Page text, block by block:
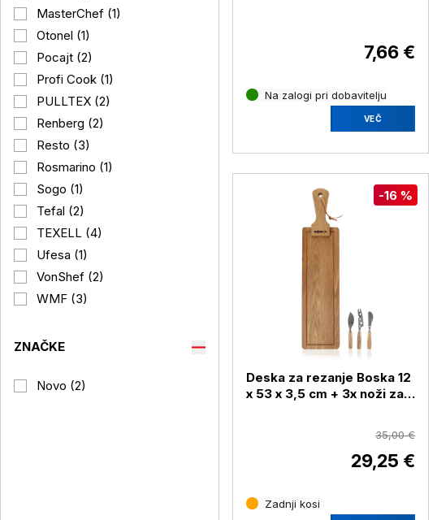
MasterChef (1)
Otonel (1)
Pocajt (2)
Profi Cook (1)
PULLTEX (2)
Renberg (2)
Resto (3)
Rosmarino (1)
Sogo (1)
Tefal (2)
TEXELL (4)
Ufesa (1)
VonShef (2)
WMF (3)
ZNAČKE
Novo (2)
7,66 €
Na zalogi pri dobavitelju
VEČ
-16 %
Deska za rezanje Boska 12
x 53 x 3,5 cm + 3x noži za
35,00 €
29,25 €
Zadnji kosi